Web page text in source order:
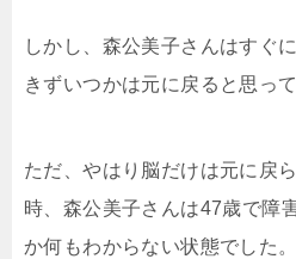
しかし、森公美子さんはすぐ
きずいつかは元に戻ると思っ
ただ、やはり脳だけは元に戻
時、森公美子さんは47歳で障
か何もわからない状態でした。